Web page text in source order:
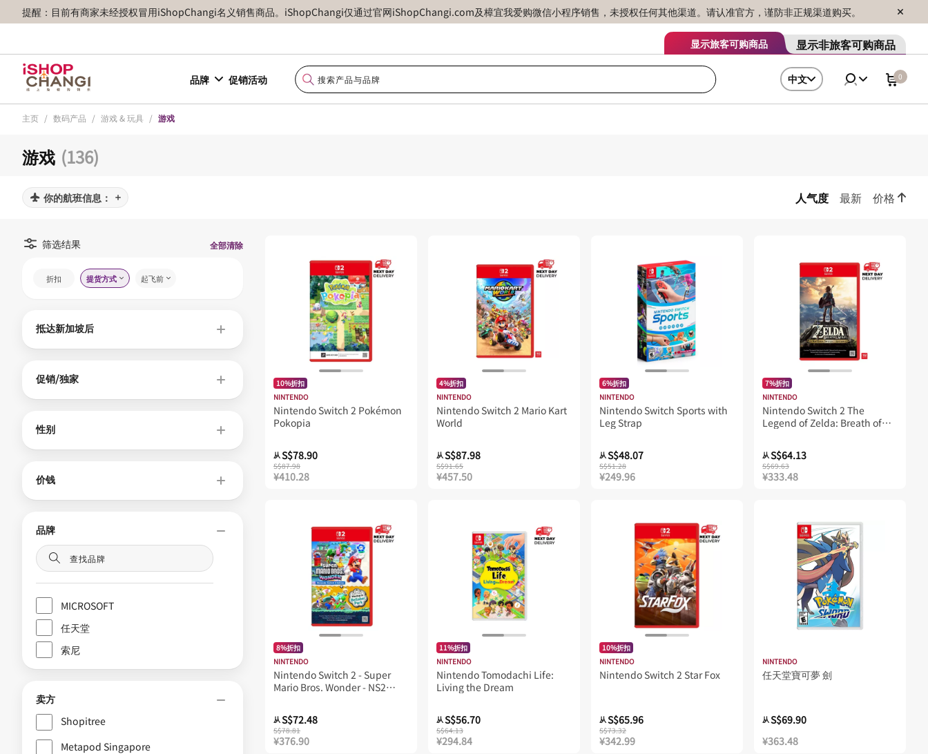
提醒：目前有商家未经授权冒用iShopChangi名义销售商品。iShopChangi仅通过官网iShopChangi.com及樟宜我爱购微信小程序销售，未授权任何其他渠道。请认准官方，谨防非正规渠道购买。
显示旅客可购商品 显示非旅客可购商品
品牌 促销活动 中文 0
主页 / 数码产品 / 游戏 & 玩具 / 游戏
游戏 (136)
你的航班信息： 人气度 最新 价格
筛选结果 全部清除
折扣 提货方式 起飞前
抵达新加坡后
促销/独家
性别
价钱
品牌
MICROSOFT
任天堂
索尼
卖方
Shopitree
Metapod Singapore
10%折扣
NINTENDO
Nintendo Switch 2 Pokémon
Pokopia
从S$78.90
S$87.98
¥410.28
4%折扣
NINTENDO
Nintendo Switch 2 Mario Kart
World
从S$87.98
S$91.65
¥457.50
6%折扣
NINTENDO
Nintendo Switch Sports with
Leg Strap
从S$48.07
S$51.28
¥249.96
7%折扣
NINTENDO
Nintendo Switch 2 The
Legend of Zelda: Breath of
从S$64.13
S$69.63
¥333.48
8%折扣
NINTENDO
Nintendo Switch 2 - Super
Mario Bros. Wonder - NS2
Park
从S$72.48
S$78.81
¥376.90
11%折扣
NINTENDO
Nintendo Tomodachi Life:
Living the Dream
从S$56.70
S$64.13
¥294.84
10%折扣
NINTENDO
Nintendo Switch 2 Star Fox
从S$65.96
S$73.32
¥342.99
NINTENDO
任天堂寶可夢 劍
从S$69.90
¥363.48